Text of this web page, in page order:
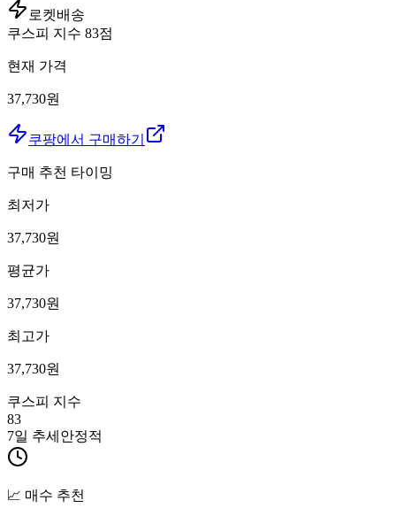
로켓배송
쿠스피 지수 83점
현재 가격
37,730원
쿠팡에서 구매하기
구매 추천 타이밍
최저가
37,730원
평균가
37,730원
최고가
37,730원
쿠스피 지수
83
7일 추세 안정적
📈 매수 추천